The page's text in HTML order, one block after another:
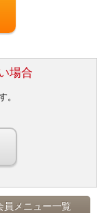
場合
。
員メニュー一覧